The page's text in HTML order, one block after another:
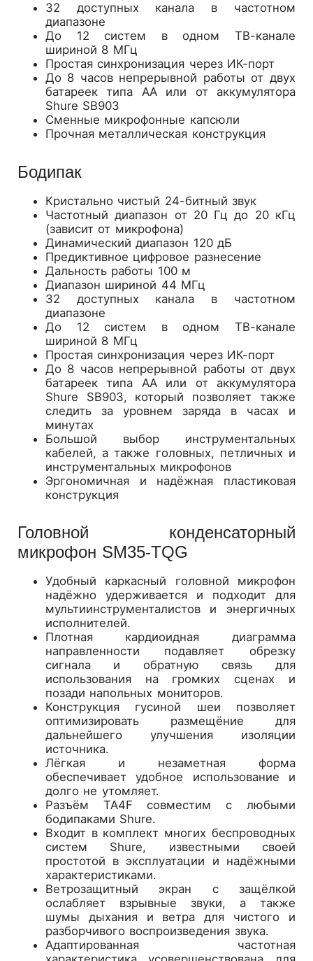
32 доступных канала в частотном
диапазоне
До 12 систем в одном ТВ-канале
шириной 8 МГц
Простая синхронизация через ИК-порт
До 8 часов непрерывной работы от двух
батареек типа АА или от аккумулятора
Shure SB903
Сменные микрофонные капсюли
Прочная металлическая конструкция
Бодипак
Кристально чистый 24-битный звук
Частотный диапазон от 20 Гц до 20 кГц
(зависит от микрофона)
Динамический диапазон 120 дБ
Предиктивное цифровое разнесение
Дальность работы 100 м
Диапазон шириной 44 МГц
32 доступных канала в частотном
диапазоне
До 12 систем в одном ТВ-канале
шириной 8 МГц
Простая синхронизация через ИК-порт
До 8 часов непрерывной работы от двух
батареек типа АА или от аккумулятора
Shure SB903, который позволяет также
следить за уровнем заряда в часах и
минутах
Большой выбор инструментальных
кабелей, а также головных, петличных и
инструментальных микрофонов
Эргономичная и надёжная пластиковая
конструкция
Головной конденсаторный
микрофон SM35-TQG
Удобный каркасный головной микрофон
надёжно удерживается и подходит для
мультиинструменталистов и энергичных
исполнителей.
Плотная кардиоидная диаграмма
направленности подавляет обрезку
сигнала и обратную связь для
использования на громких сценах и
позади напольных мониторов.
Конструкция гусиной шеи позволяет
оптимизировать размещёние для
дальнейшего улучшения изоляции
источника.
Лёгкая и незаметная форма
обеспечивает удобное использование и
долго не утомляет.
Разъём TA4F совместим с любыми
бодипаками Shure.
Входит в комплект многих беспроводных
систем Shure, известными своей
простотой в эксплуатации и надёжными
характеристиками.
Ветрозащитный экран с защёлкой
ослабляет взрывные звуки, а также
шумы дыхания и ветра для чистого и
разборчивого воспроизведения звука.
Адаптированная частотная